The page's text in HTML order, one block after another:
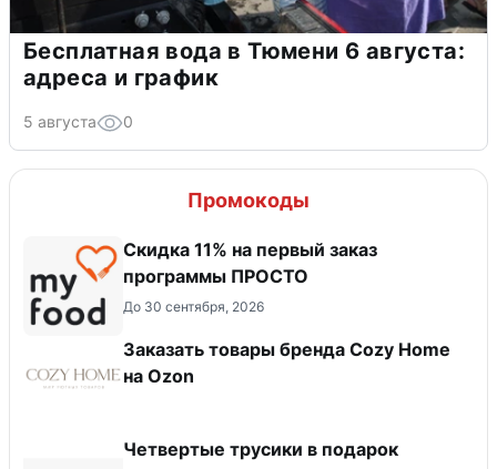
Бесплатная вода в Тюмени 6 августа:
адреса и график
5 августа 0
Промокоды
Скидка 11% на первый заказ
программы ПРОСТО
До 30 сентября, 2026
Заказать товары бренда Cozy Home
на Ozon
Четвертые трусики в подарок